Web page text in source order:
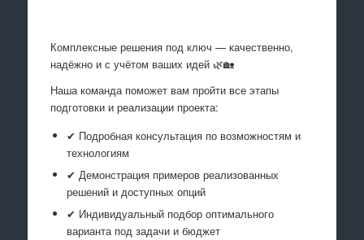
Комплексные решения под ключ — качественно,
надёжно и с учётом ваших идей 🌿🏡
Наша команда поможет вам пройти все этапы
подготовки и реализации проекта:
✔ Подробная консультация по возможностям и
технологиям
✔ Демонстрация примеров реализованных
решений и доступных опций
✔ Индивидуальный подбор оптимального
варианта под задачи и бюджет